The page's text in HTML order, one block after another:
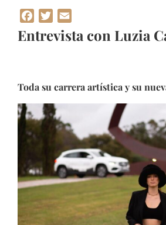
Facebook
Twitter
Entrevista con Luzia
Toda su carrera artística y su